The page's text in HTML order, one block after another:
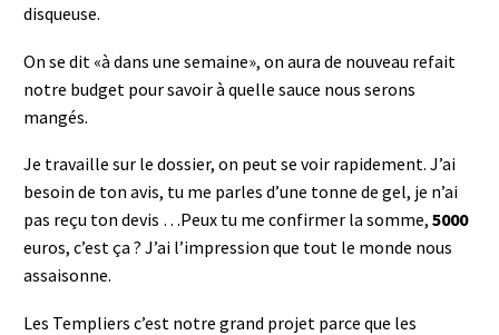
disqueuse.
On se dit «à dans une semaine», on aura de nouveau refait
notre budget pour savoir à quelle sauce nous serons
mangés.
Je travaille sur le dossier, on peut se voir rapidement. J’ai
besoin de ton avis, tu me parles d’une tonne de gel, je n’ai
pas reçu ton devis …Peux tu me confirmer la somme, 5000
euros, c’est ça ? J’ai l’impression que tout le monde nous
assaisonne.
Les Templiers c’est notre grand projet parce que les